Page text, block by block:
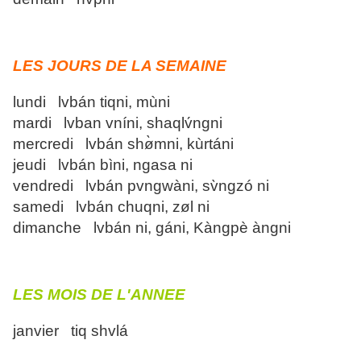
LES JOURS DE LA SEMAINE
lundi lvbán tiqni, mùni
mardi lvban vníni, shaqlv́ngni
mercredi lvbán shø̀mni, kùrtáni
jeudi lvbán bìni, ngasa ni
vendredi lvbán pvngwàni, sv̀ngzó ni
samedi lvbán chuqni, zøl ni
dimanche lvbán ni, gáni, Kàngpè àngni
LES MOIS DE L'ANNEE
janvier tiq shvlá